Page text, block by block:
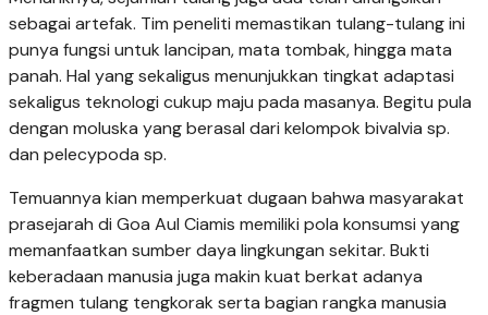
sebagai artefak. Tim peneliti memastikan tulang-tulang ini
punya fungsi untuk lancipan, mata tombak, hingga mata
panah. Hal yang sekaligus menunjukkan tingkat adaptasi
sekaligus teknologi cukup maju pada masanya. Begitu pula
dengan moluska yang berasal dari kelompok bivalvia sp.
dan pelecypoda sp.
Temuannya kian memperkuat dugaan bahwa masyarakat
prasejarah di Goa Aul Ciamis memiliki pola konsumsi yang
memanfaatkan sumber daya lingkungan sekitar. Bukti
keberadaan manusia juga makin kuat berkat adanya
fragmen tulang tengkorak serta bagian rangka manusia